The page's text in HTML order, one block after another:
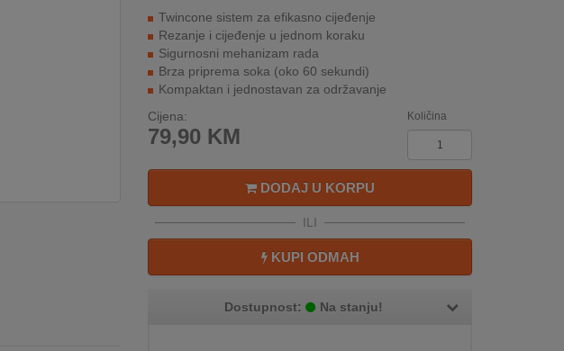
Twincone sistem za efikasno cijeđenje
Rezanje i cijeđenje u jednom koraku
Sigurnosni mehanizam rada
Brza priprema soka (oko 60 sekundi)
Kompaktan i jednostavan za održavanje
Cijena:
79,90 KM
Količina
DODAJ U KORPU
ILI
KUPI ODMAH
Dostupnost: Na stanju!